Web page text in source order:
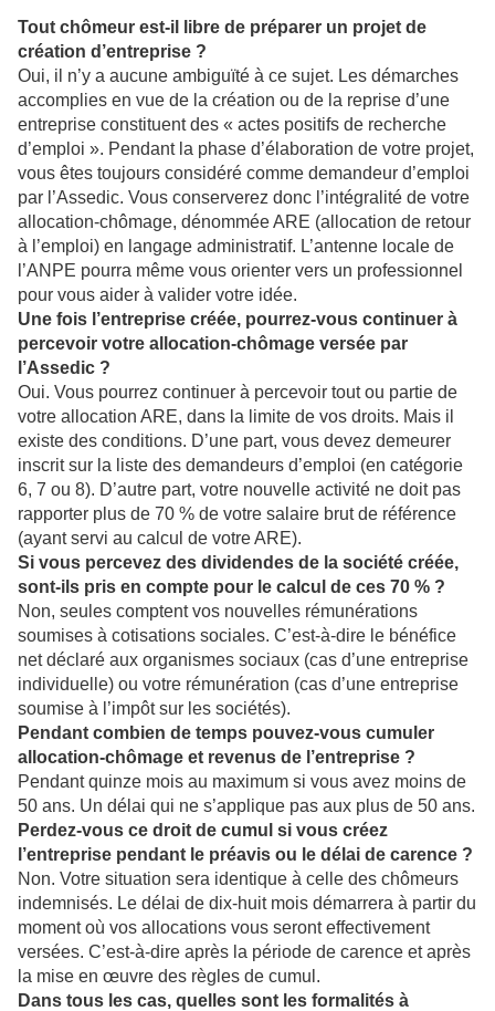
Tout chômeur est-il libre de préparer un projet de
création d’entreprise ?
Oui, il n’y a aucune ambiguïté à ce sujet. Les démarches
accomplies en vue de la création ou de la reprise d’une
entreprise constituent des « actes positifs de recherche
d’emploi ». Pendant la phase d’élaboration de votre projet,
vous êtes toujours considéré comme demandeur d’emploi
par l’Assedic. Vous conserverez donc l’intégralité de votre
allocation-chômage, dénommée ARE (allocation de retour
à l’emploi) en langage administratif. L’antenne locale de
l’ANPE pourra même vous orienter vers un professionnel
pour vous aider à valider votre idée.
Une fois l’entreprise créée, pourrez-vous continuer à
percevoir votre allocation-chômage versée par
l’Assedic ?
Oui. Vous pourrez continuer à percevoir tout ou partie de
votre allocation ARE, dans la limite de vos droits. Mais il
existe des conditions. D’une part, vous devez demeurer
inscrit sur la liste des demandeurs d’emploi (en catégorie
6, 7 ou 8). D’autre part, votre nouvelle activité ne doit pas
rapporter plus de 70 % de votre salaire brut de référence
(ayant servi au calcul de votre ARE).
Si vous percevez des dividendes de la société créée,
sont-ils pris en compte pour le calcul de ces 70 % ?
Non, seules comptent vos nouvelles rémunérations
soumises à cotisations sociales. C’est-à-dire le bénéfice
net déclaré aux organismes sociaux (cas d’une entreprise
individuelle) ou votre rémunération (cas d’une entreprise
soumise à l’impôt sur les sociétés).
Pendant combien de temps pouvez-vous cumuler
allocation-chômage et revenus de l’entreprise ?
Pendant quinze mois au maximum si vous avez moins de
50 ans. Un délai qui ne s’applique pas aux plus de 50 ans.
Perdez-vous ce droit de cumul si vous créez
l’entreprise pendant le préavis ou le délai de carence ?
Non. Votre situation sera identique à celle des chômeurs
indemnisés. Le délai de dix-huit mois démarrera à partir du
moment où vos allocations vous seront effectivement
versées. C’est-à-dire après la période de carence et après
la mise en œuvre des règles de cumul.
Dans tous les cas, quelles sont les formalités à